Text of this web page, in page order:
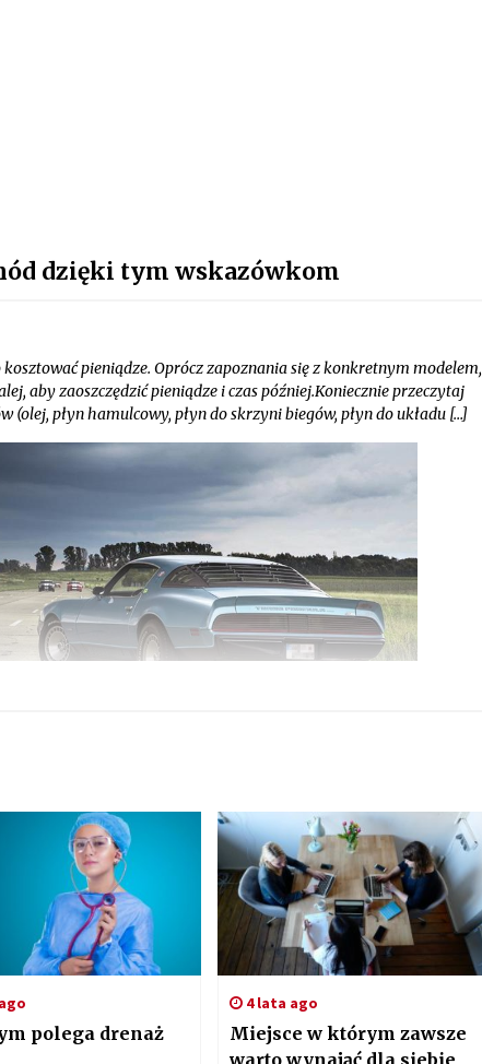
dzięki tym wskazówkom
pieniądze. Oprócz zapoznania się z konkretnym modelem,
aby zaoszczędzić pieniądze i czas później.Koniecznie przeczytaj
(olej, płyn hamulcowy, płyn do skrzyni biegów, płyn do układu […]
polega drenaż
4 lata ago
Miejsce w którym zawsze